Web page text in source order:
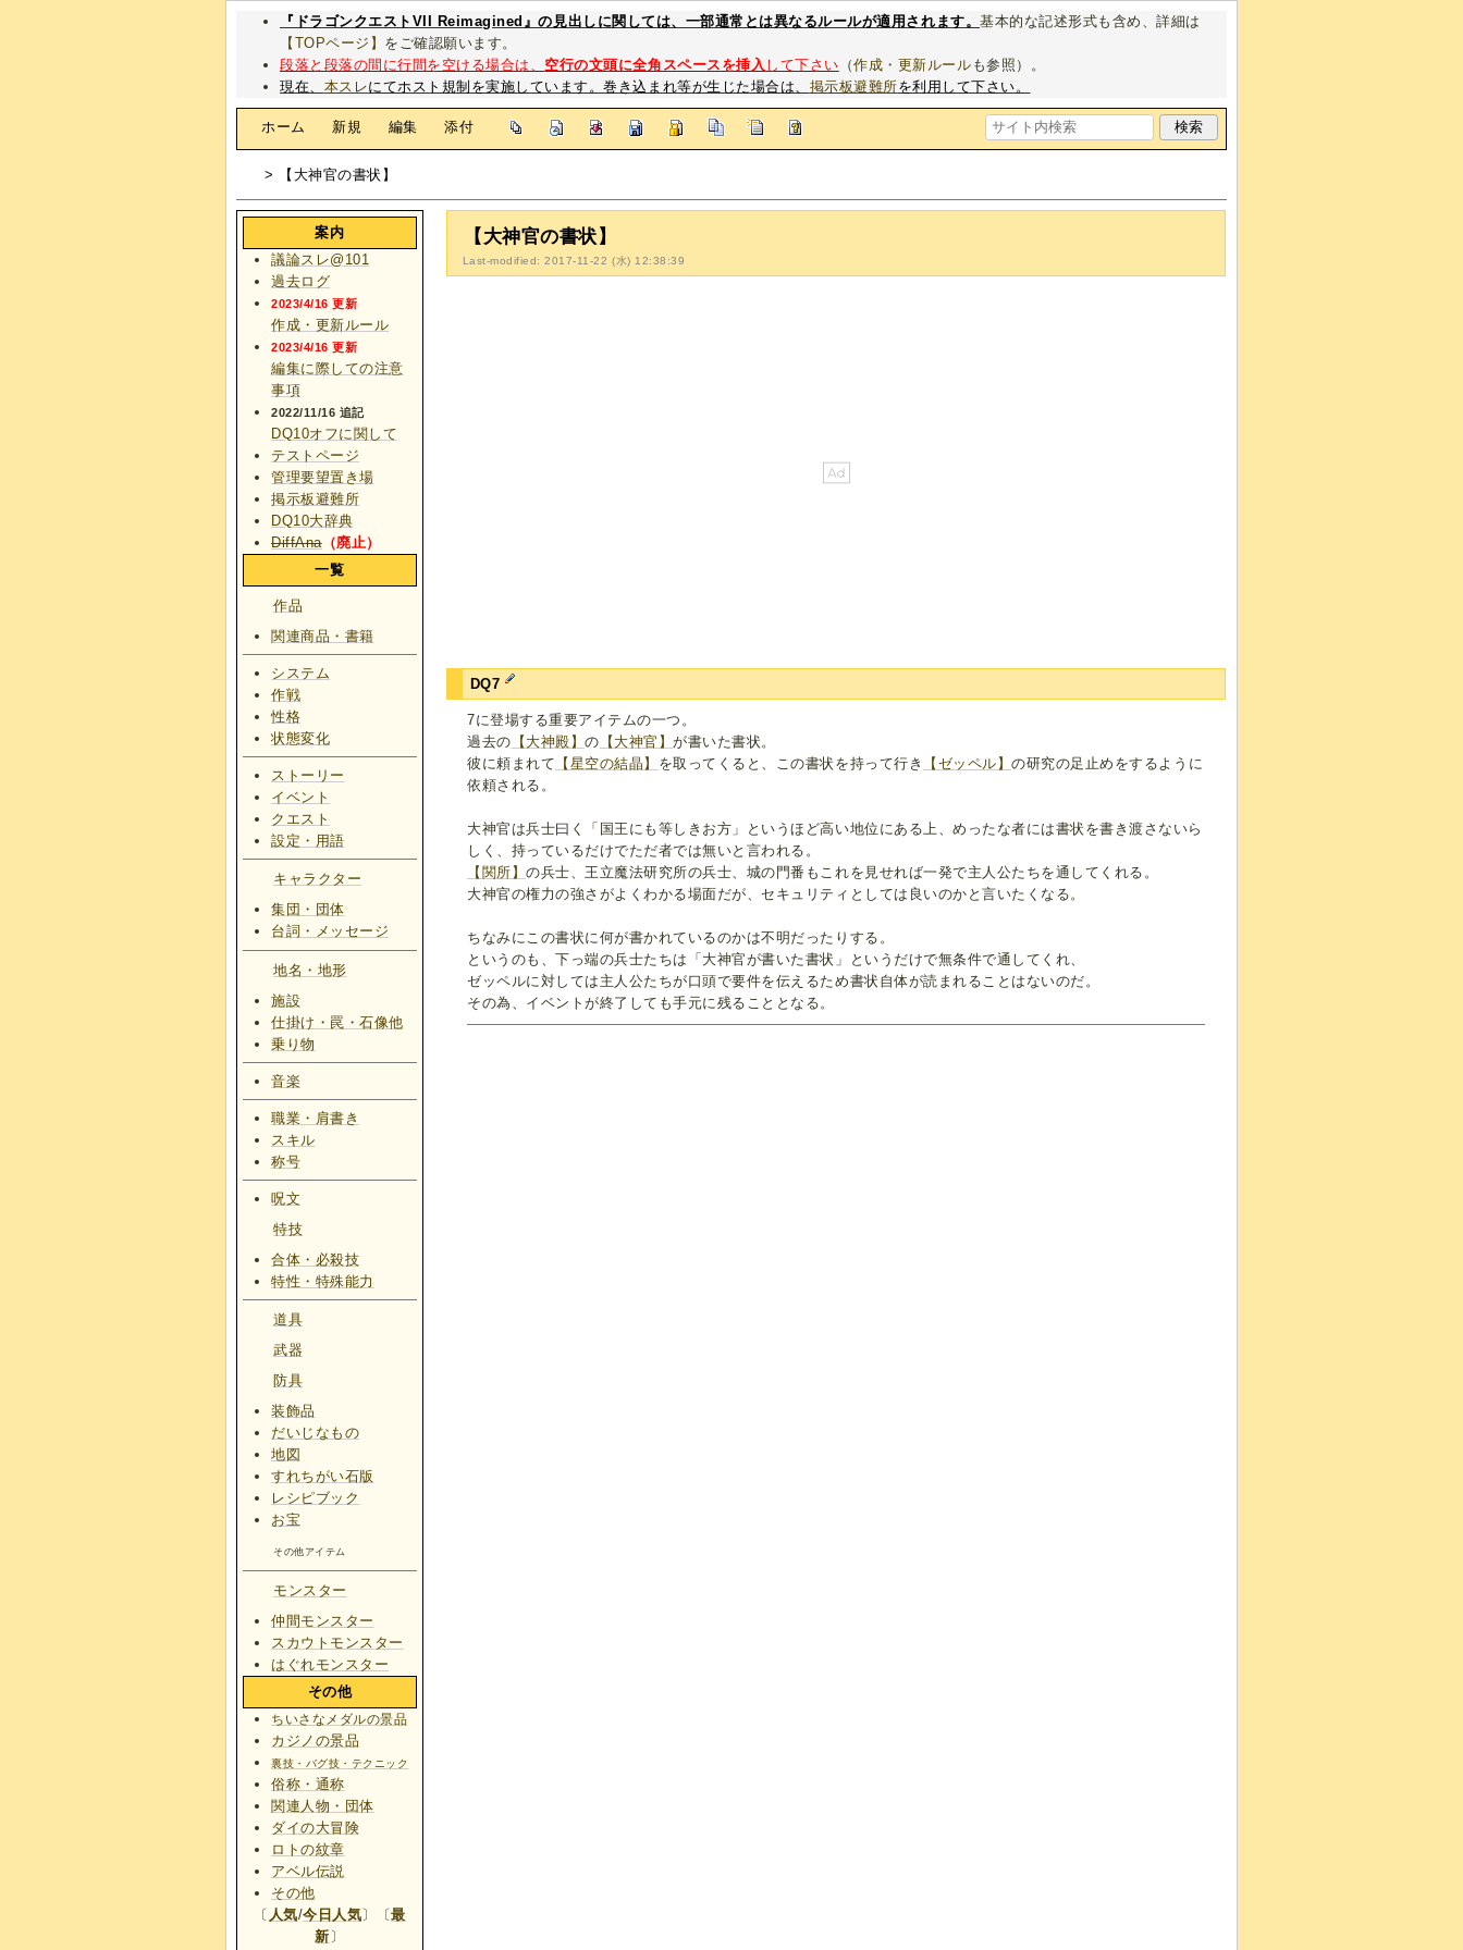
『ドラゴンクエストVII Reimagined』の見出しに関しては、一部通常とは異なるルールが適用されます。基本的な記述形式も含め、詳細は
【TOPページ】 をご確認願います。
段落と段落の間に行間を空ける場合は、 空行の文頭に全角スペースを挿入 して下さい （作成・更新ルール も参照）。
現在、 本スレにてホスト規制を実施しています。巻き込まれ等が生じた場合は、 掲示板避難所を利用して下さい。
ホーム 新規 編集 添付
> 【大神官の書状】
【大神官の書状】
Last-modified: 2017-11-22 (水) 12:38:39
DQ7
7に登場する重要アイテムの一つ。
過去の 【大神殿】の 【大神官】が書いた書状。
彼に頼まれて 【星空の結晶】 を取ってくると、この書状を持って行き 【ゼッペル】の研究の足止めをするように
依頼される。
大神官は兵士曰く「国王にも等しきお方」というほど高い地位にある上、めったな者には書状を書き渡さないら
しく、持っているだけでただ者では無いと言われる。
【関所】の兵士、王立魔法研究所の兵士、城の門番もこれを見せれば一発で主人公たちを通してくれる。
大神官の権力の強さがよくわかる場面だが、セキュリティとしては良いのかと言いたくなる。
ちなみにこの書状に何が書かれているのかは不明だったりする。
というのも、下っ端の兵士たちは「大神官が書いた書状」というだけで無条件で通してくれ、
ゼッペルに対しては主人公たちが口頭で要件を伝えるため書状自体が読まれることはないのだ。
その為、イベントが終了しても手元に残ることとなる。
案内
議論スレ@101
過去ログ
2023/4/16 更新
作成・更新ルール
2023/4/16 更新
編集に際しての注意
事項
2022/11/16 追記
DQ10オフに関して
テストページ
管理要望置き場
掲示板避難所
DQ10大辞典
DiffAna（廃止）
一覧
作品
関連商品・書籍
システム
作戦
性格
状態変化
ストーリー
イベント
クエスト
設定・用語
キャラクター
集団・団体
台詞・メッセージ
地名・地形
施設
仕掛け・罠・石像他
乗り物
音楽
職業・肩書き
スキル
称号
呪文
特技
合体・必殺技
特性・特殊能力
道具
武器
防具
装飾品
だいじなもの
地図
すれちがい石版
レシピブック
お宝
その他アイテム
モンスター
仲間モンスター
スカウトモンスター
はぐれモンスター
その他
ちいさなメダルの景品
カジノの景品
裏技・バグ技・テクニック
俗称・通称
関連人物・団体
ダイの大冒険
ロトの紋章
アベル伝説
その他
〔 人気/今日人気〕〔最
新 〕